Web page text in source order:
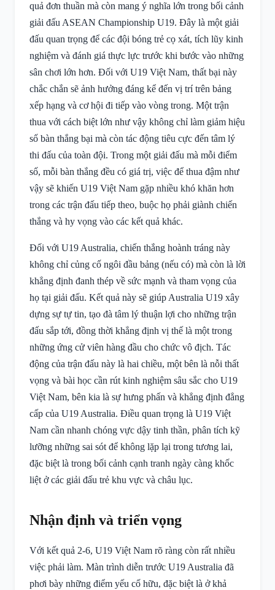
quả đơn thuần mà còn mang ý nghĩa lớn trong bối cảnh
giải đấu ASEAN Championship U19. Đây là một giải
đấu quan trọng để các đội bóng trẻ cọ xát, tích lũy kinh
nghiệm và đánh giá thực lực trước khi bước vào những
sân chơi lớn hơn. Đối với U19 Việt Nam, thất bại này
chắc chắn sẽ ảnh hưởng đáng kể đến vị trí trên bảng
xếp hạng và cơ hội đi tiếp vào vòng trong. Một trận
thua với cách biệt lớn như vậy không chỉ làm giảm hiệu
số bàn thắng bại mà còn tác động tiêu cực đến tâm lý
thi đấu của toàn đội. Trong một giải đấu mà mỗi điểm
số, mỗi bàn thắng đều có giá trị, việc để thua đậm như
vậy sẽ khiến U19 Việt Nam gặp nhiều khó khăn hơn
trong các trận đấu tiếp theo, buộc họ phải giành chiến
thắng và hy vọng vào các kết quả khác.
Đối với U19 Australia, chiến thắng hoành tráng này
không chỉ củng cố ngôi đầu bảng (nếu có) mà còn là lời
khẳng định đanh thép về sức mạnh và tham vọng của
họ tại giải đấu. Kết quả này sẽ giúp Australia U19 xây
dựng sự tự tin, tạo đà tâm lý thuận lợi cho những trận
đấu sắp tới, đồng thời khẳng định vị thế là một trong
những ứng cử viên hàng đầu cho chức vô địch. Tác
động của trận đấu này là hai chiều, một bên là nỗi thất
vọng và bài học cần rút kinh nghiệm sâu sắc cho U19
Việt Nam, bên kia là sự hưng phấn và khẳng định đẳng
cấp của U19 Australia. Điều quan trọng là U19 Việt
Nam cần nhanh chóng vực dậy tinh thần, phân tích kỹ
lưỡng những sai sót để không lặp lại trong tương lai,
đặc biệt là trong bối cảnh cạnh tranh ngày càng khốc
liệt ở các giải đấu trẻ khu vực và châu lục.
Nhận định và triển vọng
Với kết quả 2-6, U19 Việt Nam rõ ràng còn rất nhiều
việc phải làm. Màn trình diễn trước U19 Australia đã
phơi bày những điểm yếu cố hữu, đặc biệt là ở khả